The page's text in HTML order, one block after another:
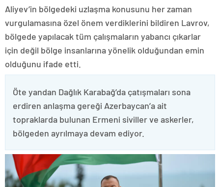
Aliyev’in bölgedeki uzlaşma konusunu her zaman
vurgulamasına özel önem verdiklerini bildiren Lavrov,
bölgede yapılacak tüm çalışmaların yabancı çıkarlar
için değil bölge insanlarına yönelik olduğundan emin
olduğunu ifade etti.
Öte yandan Dağlık Karabağ’da çatışmaları sona
erdiren anlaşma gereği Azerbaycan’a ait
topraklarda bulunan Ermeni siviller ve askerler,
bölgeden ayrılmaya devam ediyor.